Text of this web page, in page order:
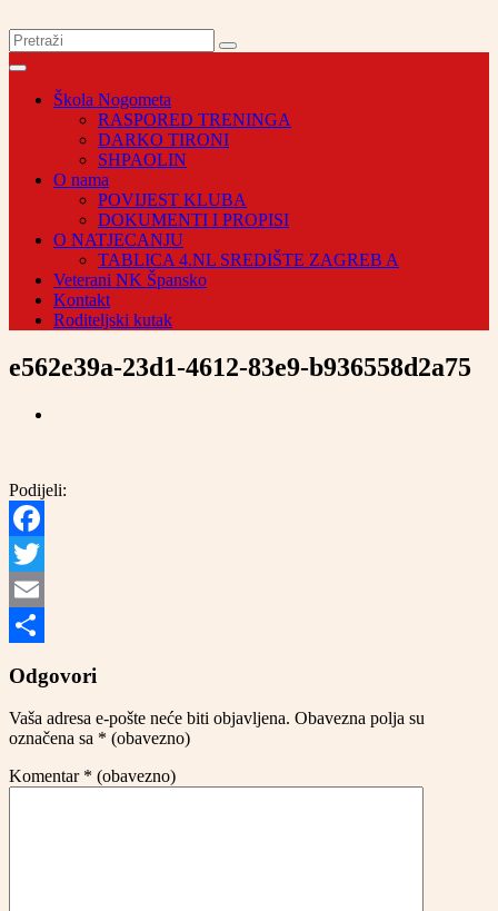
Škola Nogometa
RASPORED TRENINGA
DARKO TIRONI
SHPAOLIN
O nama
POVIJEST KLUBA
DOKUMENTI I PROPISI
O NATJECANJU
TABLICA 4.NL SREDIŠTE ZAGREB A
Veterani NK Špansko
Kontakt
Roditeljski kutak
e562e39a-23d1-4612-83e9-b936558d2a75
Podijeli:
Facebook
Twitter
Email
Odgovori
Vaša adresa e-pošte neće biti objavljena. Obavezna polja su
označena sa * (obavezno)
Komentar * (obavezno)